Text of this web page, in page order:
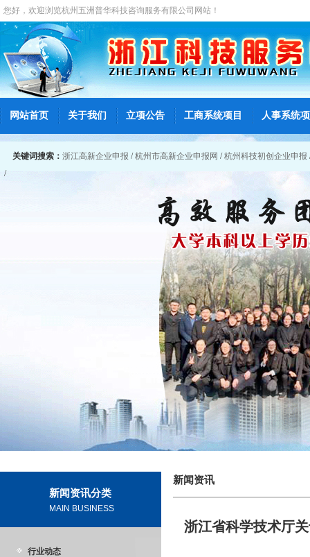
您好，欢迎浏览杭州五洲普华科技咨询服务有限公司 网站！
网站首页 关于我们 立项公告 工商系统项目 人事系统
关键词搜索： 浙江高新企业申报 /杭州市高新企业申报网 /杭州科技初创企业申报
/
新闻资讯分类
MAIN BUSINESS
行业动态
新闻资讯
浙江省科学技术厅